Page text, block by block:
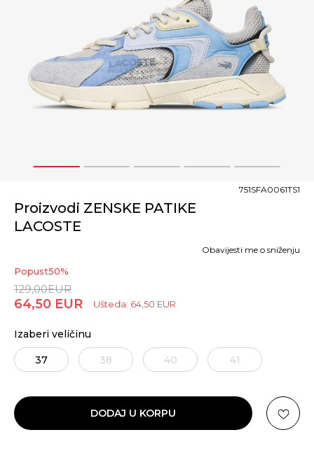
1 2 3 4 5
Proizvodi ZENSKE PATIKE
LACOSTE
751SFA0061TS1
Popust50%
129,00EUR
64,50 EUR Ušteda: 64,50 EUR
Obavijesti me o sniženju
Izaberi veličinu
37 38 40 41
DODAJ U KORPU